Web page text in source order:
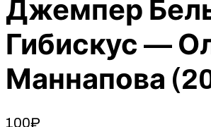
Джемпер
Гибискус —
Маннапова
100₽